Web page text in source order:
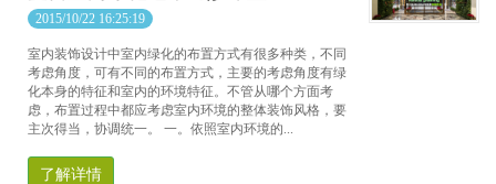
2015/10/22 16:25:19
室内装饰设计中室内绿化的布置方式有很多种类，不同
考虑角度，可有不同的布置方式，主要的考虑角度有绿
化本身的特征和室内的环境特征。不管从哪个方面考
虑，布置过程中都应考虑室内环境的整体装饰风格，要
主次得当，协调统一。 一。依照室内环境的...
了解详情